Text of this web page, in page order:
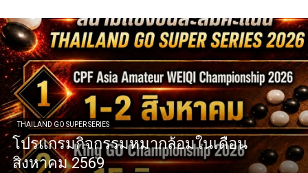
THAILAND GO SUPER SERIES
โปรแกรมกิจกรรมหมากล้อมในเดือน
สิงหาคม 2569